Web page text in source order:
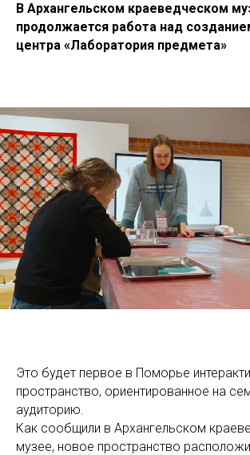
В Архангельском краеведческом
продолжается работа над
центра «Лаборатория предмета»
Это будет первое в Поморье
пространство, ориентированное на
аудиторию.
Как сообщили в Архангельском
музее, новое пространство